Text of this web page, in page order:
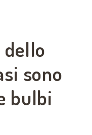
sono
bulbi